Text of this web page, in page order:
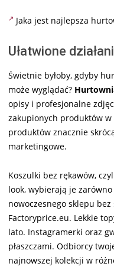
Jaka jest najlepsza
Ułatwione
Świetnie byłoby, gdyby
może wyglądać?
opisy i profesjonalne
zakupionych produktów w
produktów znacznie
marketingowe.
Koszulki bez rękawów,
look, wybierają je
nowoczesnego sklepu
Factoryprice.eu. Lekkie
lato. Instagramerki oraz
płaszczami. Odbiorcy
najnowszej kolekcji w